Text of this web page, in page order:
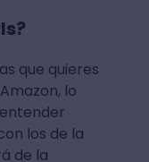
que quieres
lo
los de la
de la